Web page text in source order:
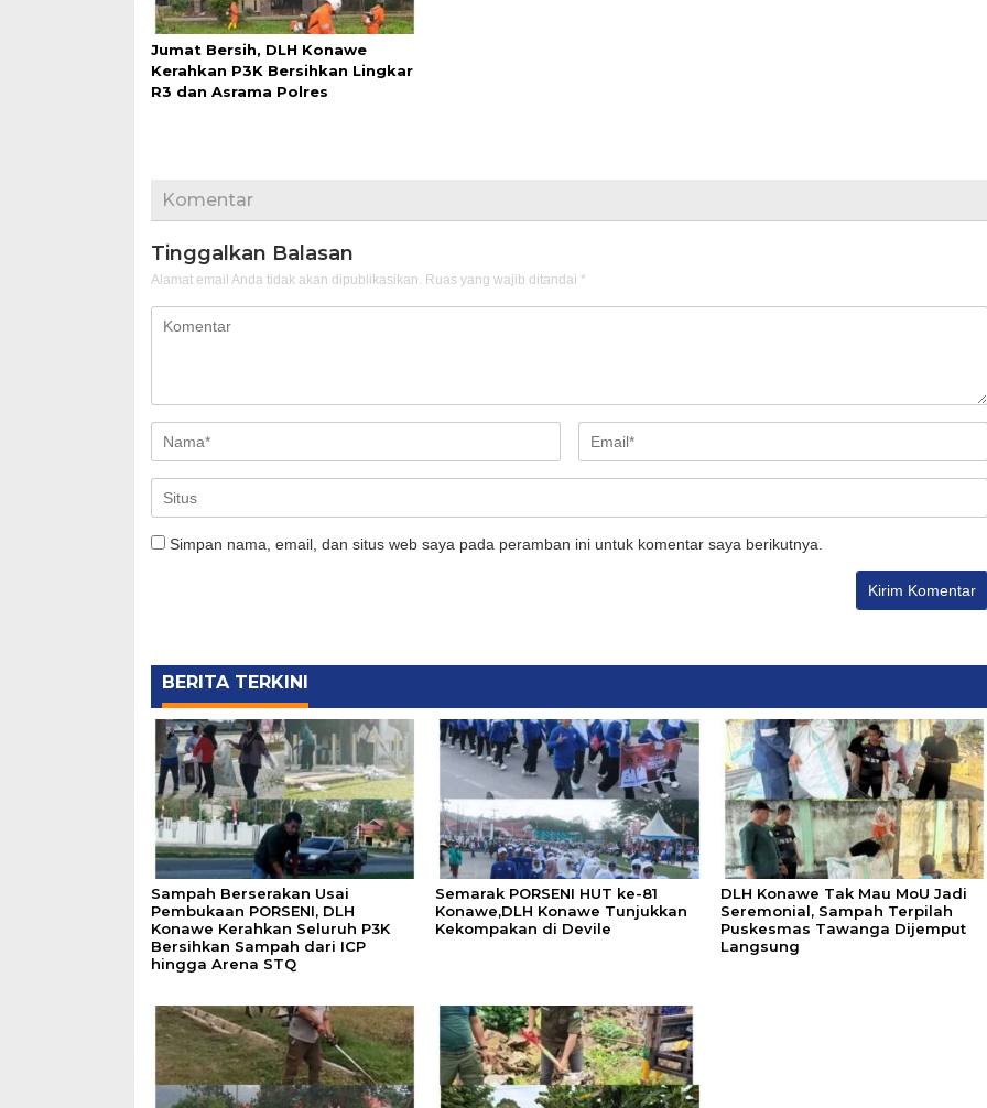
Jumat Bersih, DLH Konawe
Kerahkan P3K Bersihkan Lingkar
R3 dan Asrama Polres
Komentar
Tinggalkan Balasan
Alamat email Anda tidak akan dipublikasikan. Ruas yang wajib ditandai *
Simpan nama, email, dan situs web saya pada peramban ini untuk komentar saya berikutnya.
BERITA TERKINI
Sampah Berserakan Usai
Pembukaan PORSENI, DLH
Konawe Kerahkan Seluruh P3K
Bersihkan Sampah dari ICP
hingga Arena STQ
Semarak PORSENI HUT ke-81
Konawe,DLH Konawe Tunjukkan
Kekompakan di Devile
DLH Konawe Tak Mau MoU Jadi
Seremonial, Sampah Terpilah
Puskesmas Tawanga Dijemput
Langsung